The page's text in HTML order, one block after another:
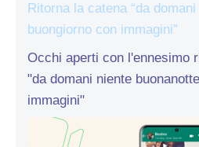
Ritorna la catena “da
buongiorno con immagini”
Occhi aperti con l'ennesimo
"da domani niente
immagini"